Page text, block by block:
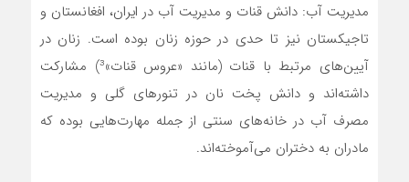
مدیریت آب: دانش قنات و مدیریت آب در ایران، افغانستان و
تاجیکستان نیز تا حدی در حوزه زنان بوده است. زنان در
آیین‌های مرتبط با قنات (مانند «عروس قنات»³) مشارکت
داشته‌اند و دانش پخت نان در تنورهای گلی و مدیریت
مصرف آب در خانه‌های سنتی از جمله مهارت‌هایی بوده که
مادران به دختران می‌آموخته‌اند.